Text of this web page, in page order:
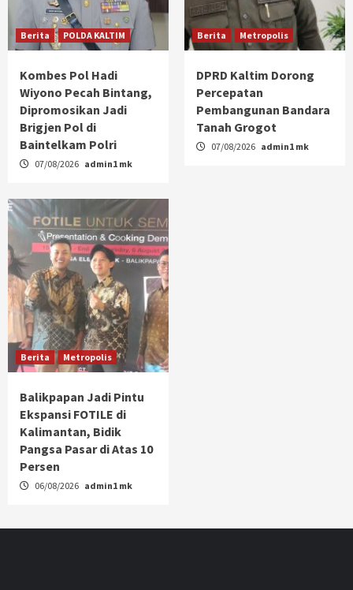
Berita POLDA KALTIM
Kombes Pol Hadi
Wiyono Pecah Bintang,
Dipromosikan Jadi
Brigjen Pol di
Baintelkam Polri
07/08/2026 admin1 mk
Berita Metropolis
DPRD Kaltim Dorong
Percepatan
Pembangunan Bandara
Tanah Grogot
07/08/2026 admin1 mk
Berita Metropolis
Balikpapan Jadi Pintu
Ekspansi FOTILE di
Kalimantan, Bidik
Pangsa Pasar di Atas 10
Persen
06/08/2026 admin1 mk